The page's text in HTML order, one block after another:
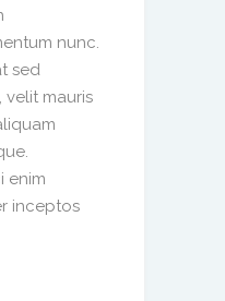
nunc.
sed
velit mauris
enim
inceptos